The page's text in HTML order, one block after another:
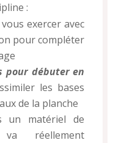
:
exercer avec
pour compléter
pour débuter en
les bases
de la planche
un matériel de
réellement